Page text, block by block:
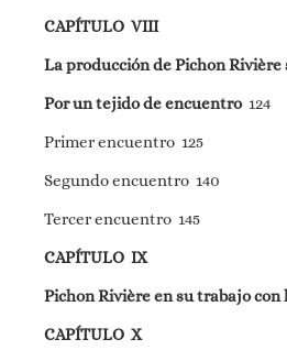
CAPÍTULO VIII
La producción de Pichon Rivière
Por un tejido de encuentro124
Primer encuentro 125
Segundo encuentro 140
Tercer encuentro 145
CAPÍTULO IX
Pichon Rivière en su trabajo con
CAPÍTULO X